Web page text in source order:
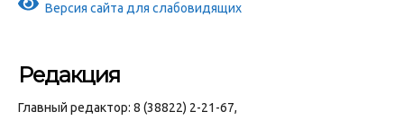
Версия сайта для слабовидящих
Редакция
Главный редактор: 8 (38822) 2-21-67,